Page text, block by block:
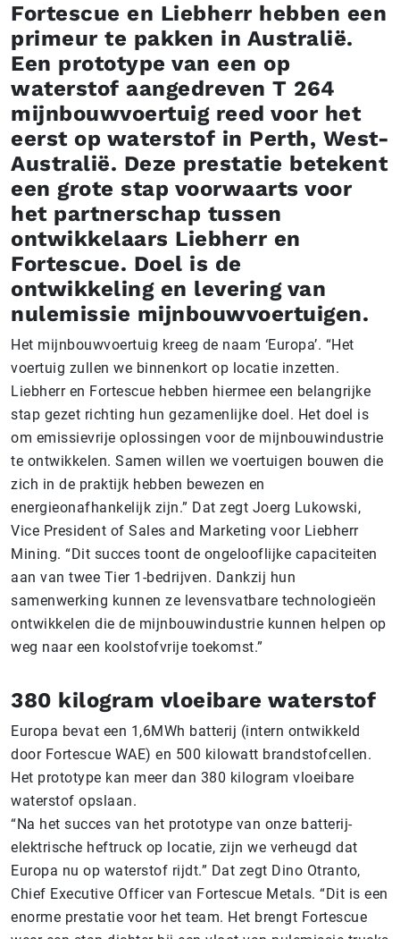
Fortescue en Liebherr hebben een
primeur te pakken in Australië.
Een prototype van een op
waterstof aangedreven T 264
mijnbouwvoertuig reed voor het
eerst op waterstof in Perth, West-
Australië. Deze prestatie betekent
een grote stap voorwaarts voor
het partnerschap tussen
ontwikkelaars Liebherr en
Fortescue. Doel is de
ontwikkeling en levering van
nulemissie mijnbouwvoertuigen.
Het mijnbouwvoertuig kreeg de naam ‘Europa’. “Het
voertuig zullen we binnenkort op locatie inzetten.
Liebherr en Fortescue hebben hiermee een belangrijke
stap gezet richting hun gezamenlijke doel. Het doel is
om emissievrije oplossingen voor de mijnbouwindustrie
te ontwikkelen. Samen willen we voertuigen bouwen die
zich in de praktijk hebben bewezen en
energieonafhankelijk zijn.” Dat zegt Joerg Lukowski,
Vice President of Sales and Marketing voor Liebherr
Mining. “Dit succes toont de ongelooflijke capaciteiten
aan van twee Tier 1-bedrijven. Dankzij hun
samenwerking kunnen ze levensvatbare technologieën
ontwikkelen die de mijnbouwindustrie kunnen helpen op
weg naar een koolstofvrije toekomst.”
380 kilogram vloeibare waterstof
Europa bevat een 1,6MWh batterij (intern ontwikkeld
door Fortescue WAE) en 500 kilowatt brandstofcellen.
Het prototype kan meer dan 380 kilogram vloeibare
waterstof opslaan.
“Na het succes van het prototype van onze batterij-
elektrische heftruck op locatie, zijn we verheugd dat
Europa nu op waterstof rijdt.” Dat zegt Dino Otranto,
Chief Executive Officer van Fortescue Metals. “Dit is een
enorme prestatie voor het team. Het brengt Fortescue